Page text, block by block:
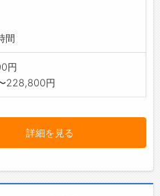
間
円
228,800円
詳細を見る